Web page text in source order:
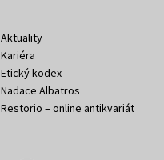
Aktuality
Kariéra
Etický kodex
Nadace Albatros
Restorio – online antikvariát